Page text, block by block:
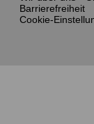
Barrierefreiheit
Cookie-